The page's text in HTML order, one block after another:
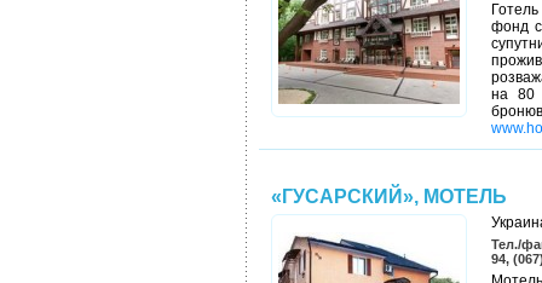
фонд
на 80
«ГУСАРСКИЙ», МОТЕЛЬ
Тел./
94,